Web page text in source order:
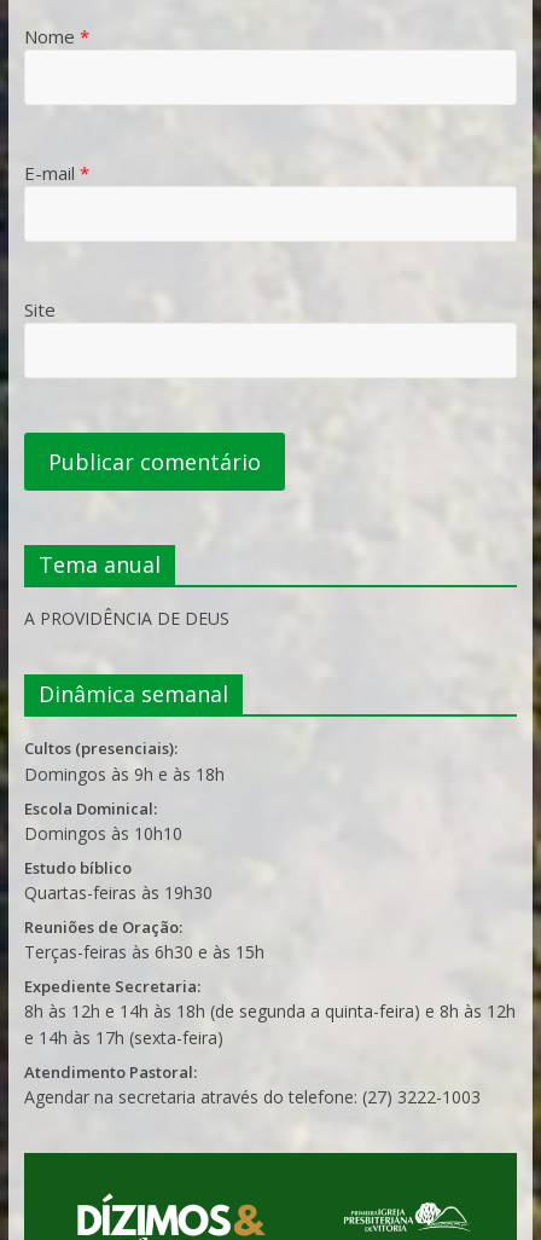
Nome *
E-mail *
Site
Tema anual
A PROVIDÊNCIA DE DEUS
Dinâmica semanal
Cultos (presenciais):
Domingos às 9h e às 18h
Escola Dominical:
Domingos às 10h10
Estudo bíblico
Quartas-feiras às 19h30
Reuniões de Oração:
Terças-feiras às 6h30 e às 15h
Expediente Secretaria:
8h às 12h e 14h às 18h (de segunda a quinta-feira) e 8h às 12h
e 14h às 17h (sexta-feira)
Atendimento Pastoral:
Agendar na secretaria através do telefone: (27) 3222-1003